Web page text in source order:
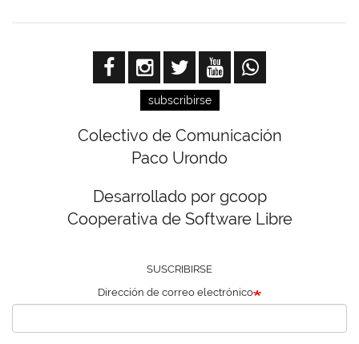
subscribirse
Colectivo de Comunicación
Paco Urondo
Desarrollado por gcoop
Cooperativa de Software Libre
SUSCRIBIRSE
Dirección de correo electrónico